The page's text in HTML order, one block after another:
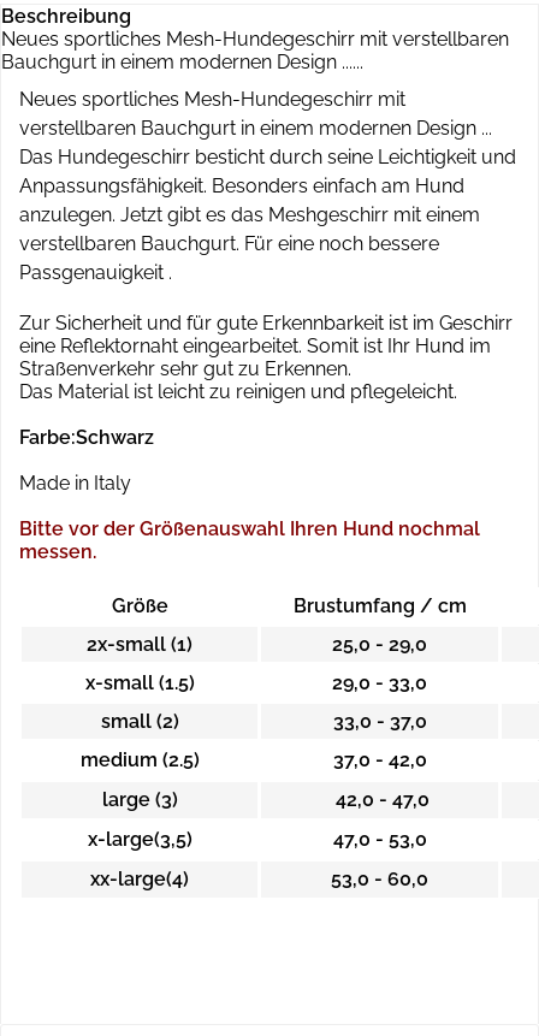
Beschreibung
Neues sportliches Mesh-Hundegeschirr mit verstellbaren
Bauchgurt in einem modernen Design ......
Neues sportliches Mesh-Hundegeschirr mit
verstellbaren Bauchgurt in einem modernen Design ...
Das Hundegeschirr besticht durch seine Leichtigkeit und
Anpassungsfähigkeit. Besonders einfach am Hund
anzulegen. Jetzt gibt es das Meshgeschirr mit einem
verstellbaren Bauchgurt. Für eine noch bessere
Passgenauigkeit .
Zur Sicherheit und für gute Erkennbarkeit ist im Geschirr
eine Reflektornaht eingearbeitet. Somit ist Ihr Hund im
Straßenverkehr sehr gut zu Erkennen.
Das Material ist leicht zu reinigen und pflegeleicht.
Farbe:Schwarz
Made in Italy
Bitte vor der Größenauswahl Ihren Hund nochmal
messen.
Größe
Brustumfang / cm
2x-small (1)
25,0 - 29,0
x-small (1.5)
29,0 - 33,0
small (2)
33,0 - 37,0
medium (2.5)
37,0 - 42,0
large (3)
42,0 - 47,0
x-large(3,5)
47,0 - 53,0
xx-large(4)
53,0 - 60,0